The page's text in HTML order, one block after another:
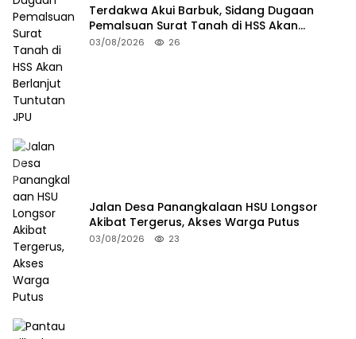
Terdakwa Akui Barbuk, Sidang Dugaan
Pemalsuan Surat Tanah di HSS Akan
Berlanjut Tuntutan JPU
03/08/2026 26
Jalan Desa Panangkalaan HSU Longsor
Akibat Tergerus, Akses Warga Putus
03/08/2026 23